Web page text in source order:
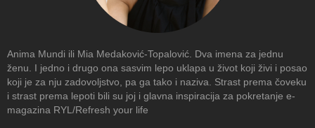
Anima Mundi ili Mia Medaković-Topalović. Dva imena za jednu
ženu. I jedno i drugo ona sasvim lepo uklapa u život koji živi i posao
koji je za nju zadovoljstvo, pa ga tako i naziva. Strast prema čoveku
i strast prema lepoti bili su joj i glavna inspiracija za pokretanje e-
magazina RYL/Refresh your life